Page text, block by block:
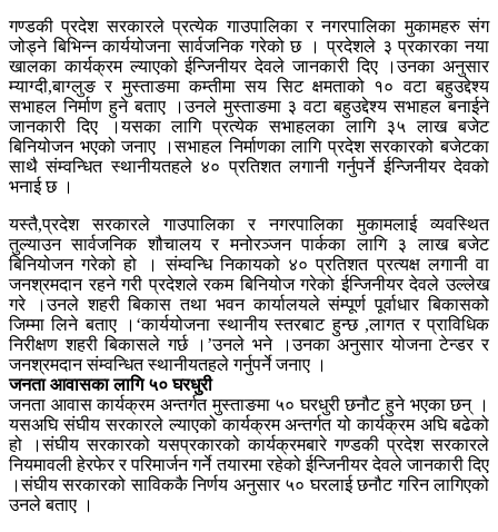
गण्डकी प्रदेश सरकारले प्रत्येक गाउपालिका र नगरपालिका मुकामहरु संग
जोड्ने बिभिन्न कार्ययोजना सार्वजनिक गरेको छ । प्रदेशले ३ प्रकारका नया
खालका कार्यक्रम ल्याएको ईन्जिनीयर देवले जानकारी दिए ।उनका अनुसार
म्याग्दी,बाग्लुङ र मुस्ताङमा कम्तीमा सय सिट क्षमताको १० वटा बहुउद्देश्य
सभाहल निर्माण हुने बताए ।उनले मुस्ताङमा ३ वटा बहुउद्देश्य सभाहल बनाईने
जानकारी दिए ।यसका लागि प्रत्येक सभाहलका लागि ३५ लाख बजेट
बिनियोजन भएको जनाए ।सभाहल निर्माणका लागि प्रदेश सरकारको बजेटका
साथै संम्वन्धित स्थानीयतहले ४० प्रतिशत लगानी गर्नुपर्ने ईन्जिनीयर देवको
भनाई छ ।
यस्तै,प्रदेश सरकारले गाउपालिका र नगरपालिका मुकामलाई व्यवस्थित
तुल्याउन सार्वजनिक शौचालय र मनोरञ्जन पार्कका लागि ३ लाख बजेट
बिनियोजन गरेको हो । संम्वन्धि निकायको ४० प्रतिशत प्रत्यक्ष लगानी वा
जनश्रमदान रहने गरी प्रदेशले रकम बिनियोज गरेको ईन्जिनीयर देवले उल्लेख
गरे ।उनले शहरी बिकास तथा भवन कार्यालयले संम्पूर्ण पूर्वाधार बिकासको
जिम्मा लिने बताए ।‘कार्ययोजना स्थानीय स्तरबाट हुन्छ ,लागत र प्राविधिक
निरीक्षण शहरी बिकासले गर्छ ।’उनले भने ।उनका अनुसार योजना टेन्डर र
जनश्रमदान संम्वन्धित स्थानीयतहले गर्नुपर्ने जनाए ।
जनता आवासका लागि ५० घरधुरी
जनता आवास कार्यक्रम अन्तर्गत मुस्ताङमा ५० घरधुरी छनौट हुने भएका छन् ।
यसअघि संघीय सरकारले ल्याएको कार्यक्रम अन्तर्गत यो कार्यक्रम अघि बढेको
हो ।संघीय सरकारको यसप्रकारको कार्यक्रमबारे गण्डकी प्रदेश सरकारले
नियमावली हेरफेर र परिमार्जन गर्ने तयारमा रहेको ईन्जिनीयर देवले जानकारी दिए
।संघीय सरकारको साविककै निर्णय अनुसार ५० घरलाई छनौट गरिन लागिएको
उनले बताए ।